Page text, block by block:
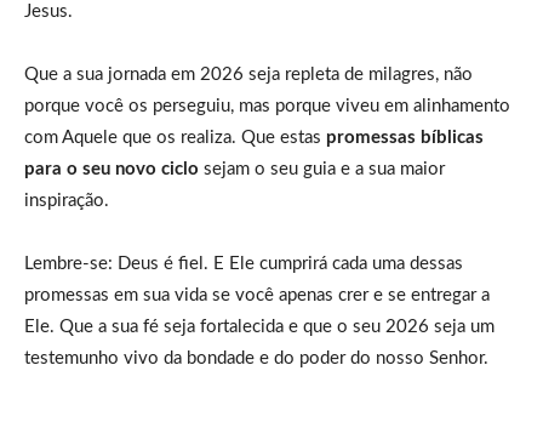
Jesus.
Que a sua jornada em 2026 seja repleta de milagres, não
porque você os perseguiu, mas porque viveu em alinhamento
com Aquele que os realiza. Que estas promessas bíblicas
para o seu novo ciclo sejam o seu guia e a sua maior
inspiração.
Lembre-se: Deus é fiel. E Ele cumprirá cada uma dessas
promessas em sua vida se você apenas crer e se entregar a
Ele. Que a sua fé seja fortalecida e que o seu 2026 seja um
testemunho vivo da bondade e do poder do nosso Senhor.